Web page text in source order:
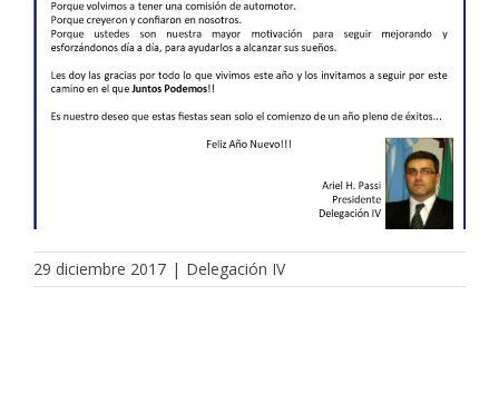
29 diciembre 2017 | Delegación IV